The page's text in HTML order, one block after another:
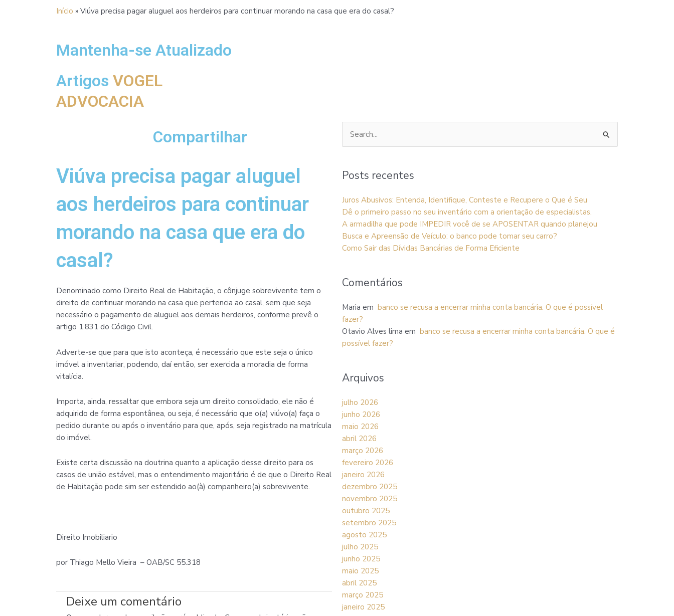
Início » Viúva precisa pagar aluguel aos herdeiros para continuar morando na casa que era do casal?
Mantenha-se Atualizado
Artigos VOGEL
ADVOCACIA
Compartilhar
Viúva precisa pagar aluguel
aos herdeiros para continuar
morando na casa que era do
casal?
Denominado como Direito Real de Habitação, o cônjuge sobrevivente tem o
direito de continuar morando na casa que pertencia ao casal, sem que seja
necessário o pagamento de aluguel aos demais herdeiros, conforme prevê o
artigo 1.831 do Código Civil.
Adverte-se que para que isto aconteça, é necessário que este seja o único
imóvel a inventariar, podendo, daí então, ser exercida a moradia de forma
vitalícia.
Importa, ainda, ressaltar que embora seja um direito consolidado, ele não é
adquirido de forma espontânea, ou seja, é necessário que o(a) viúvo(a) faça o
pedido durante ou após o inventário para que, após, seja registrado na matrícula
do imóvel.
Existe certa discussão na doutrina quanto a aplicação desse direito para os
casos de união estável, mas o entendimento majoritário é de que o Direito Real
de Habitação pode sim ser estendido ao(à) companheiro(a) sobrevivente.
Direito Imobiliario
por Thiago Mello Vieira – OAB/SC 55.318
Deixe um comentário
Pesquisar
por:
Posts recentes
Juros Abusivos: Entenda, Identifique, Conteste e Recupere o Que é Seu
Dê o primeiro passo no seu inventário com a orientação de especialistas.
A armadilha que pode IMPEDIR você de se APOSENTAR quando planejou
Busca e Apreensão de Veículo: o banco pode tomar seu carro?
Como Sair das Dívidas Bancárias de Forma Eficiente
Comentários
Maria em banco se recusa a encerrar minha conta bancária. O que é possível
fazer?
Otavio Alves lima em banco se recusa a encerrar minha conta bancária. O que é
possível fazer?
Arquivos
julho 2026
junho 2026
maio 2026
abril 2026
março 2026
fevereiro 2026
janeiro 2026
dezembro 2025
novembro 2025
outubro 2025
setembro 2025
agosto 2025
julho 2025
junho 2025
maio 2025
abril 2025
março 2025
janeiro 2025